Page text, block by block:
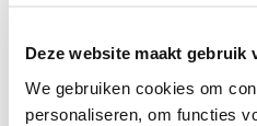
Deze website maakt gebruik
We gebruiken cookies om
personaliseren, om functies
Persoonlijk KIK-account
10 stuks